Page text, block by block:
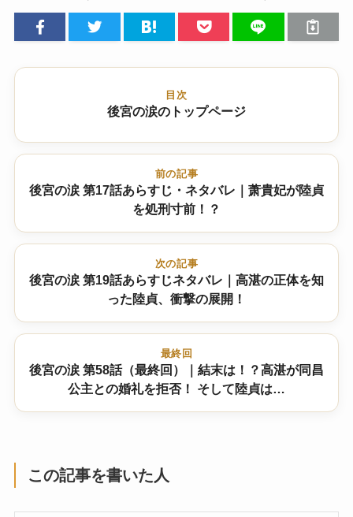
目次
後宮の涙のトップページ
前の記事
後宮の涙 第17話あらすじ・ネタバレ｜萧貴妃が陸貞
を処刑寸前！？
次の記事
後宮の涙 第19話あらすじネタバレ｜高湛の正体を知
った陸貞、衝撃の展開！
最終回
後宮の涙 第58話（最終回）｜結末は！？高湛が同昌
公主との婚礼を拒否！ そして陸貞は…
この記事を書いた人